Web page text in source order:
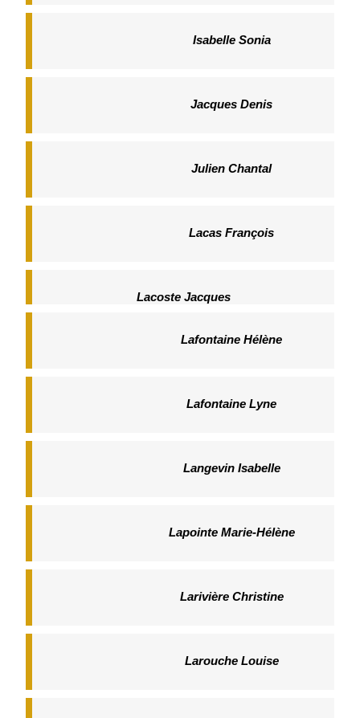
Isabelle Sonia
Jacques Denis
Julien Chantal
Lacas François
Lacoste Jacques
Lafontaine Hélène
Lafontaine Lyne
Langevin Isabelle
Lapointe Marie-Hélène
Larivière Christine
Larouche Louise